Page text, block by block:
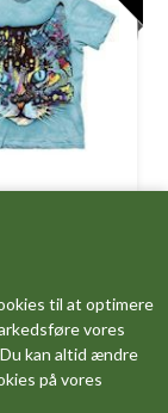
til at optimere
vores
kan altid ændre
på vores